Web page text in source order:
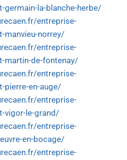
germain-la-blanche-herbe/
entreprise-
manvieu-norrey/
entreprise-
martin-de-fontenay/
entreprise-
pierre-en-auge/
entreprise-
vigor-le-grand/
entreprise-
en-bocage/
entreprise-